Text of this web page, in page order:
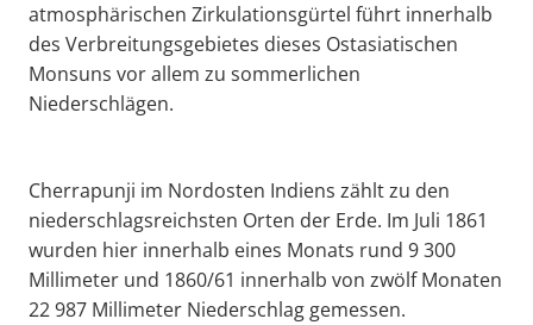
atmosphärischen Zirkulationsgürtel führt innerhalb
des Verbreitungsgebietes dieses Ostasiatischen
Monsuns vor allem zu sommerlichen
Niederschlägen.
Cherrapunji im Nordosten Indiens zählt zu den
niederschlagsreichsten Orten der Erde. Im Juli 1861
wurden hier innerhalb eines Monats rund 9 300
Millimeter und 1860/61 innerhalb von zwölf Monaten
22 987 Millimeter Niederschlag gemessen.